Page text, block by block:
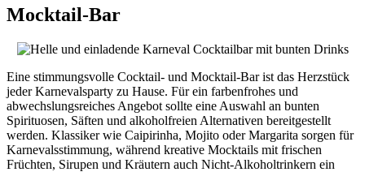
Mocktail-Bar
Eine stimmungsvolle Cocktail- und Mocktail-Bar ist das Herzstück
jeder Karnevalsparty zu Hause. Für ein farbenfrohes und
abwechslungsreiches Angebot sollte eine Auswahl an bunten
Spirituosen, Säften und alkoholfreien Alternativen bereitgestellt
werden. Klassiker wie Caipirinha, Mojito oder Margarita sorgen für
Karnevalsstimmung, während kreative Mocktails mit frischen
Früchten, Sirupen und Kräutern auch Nicht-Alkoholtrinkern ein